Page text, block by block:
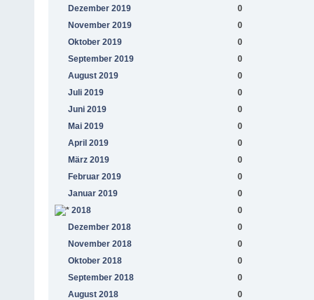
Dezember 2019
0
November 2019
0
Oktober 2019
0
September 2019
0
August 2019
0
Juli 2019
0
Juni 2019
0
Mai 2019
0
April 2019
0
März 2019
0
Februar 2019
0
Januar 2019
0
2018
0
Dezember 2018
0
November 2018
0
Oktober 2018
0
September 2018
0
August 2018
0